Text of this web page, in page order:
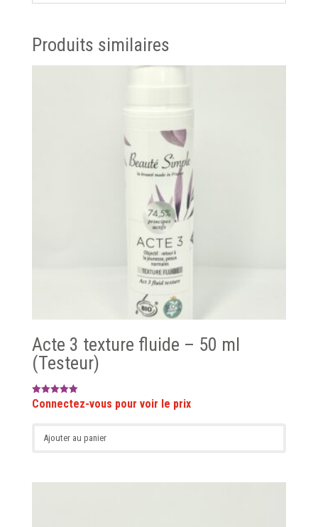
Produits similaires
Acte 3 texture fluide – 50 ml
(Testeur)
Note
5.00
Ajouter au panier